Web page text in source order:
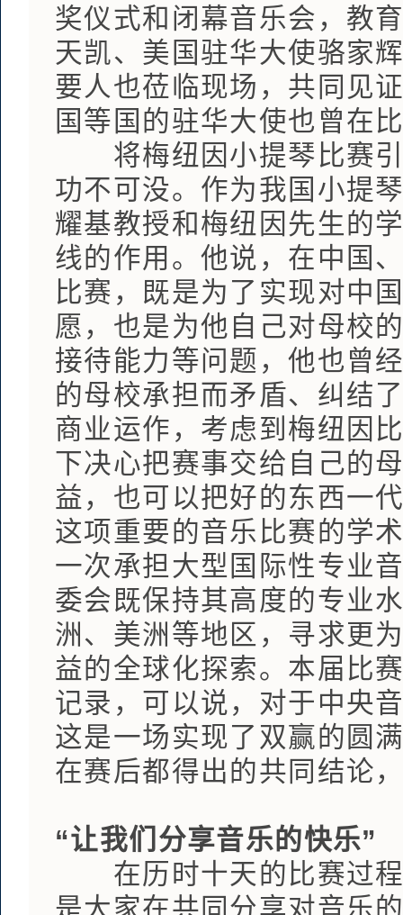
奖仪式和闭幕音乐会，教
天凯、美国驻华大使骆家
要人也莅临现场，共同见
国等国的驻华大使也曾在
将梅纽因小提琴比赛引
功不可没。作为我国小提
耀基教授和梅纽因先生的
线的作用。他说，在中国
比赛，既是为了实现对中
愿，也是为他自己对母校
接待能力等问题，他也曾
的母校承担而矛盾、纠结
商业运作，考虑到梅纽因
下决心把赛事交给自己的
益，也可以把好的东西一
这项重要的音乐比赛的学
一次承担大型国际性专业
委会既保持其高度的专业
洲、美洲等地区，寻求更
益的全球化探索。本届比
记录，可以说，对于中央
这是一场实现了双赢的圆
在赛后都得出的共同结论
“让我们分享音乐的快乐”
在历时十天的比赛过程
是大家在共同分享对音乐